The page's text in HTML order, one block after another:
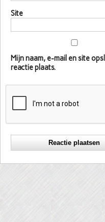
Site
Mijn naam, e-mail en site
reactie plaats.